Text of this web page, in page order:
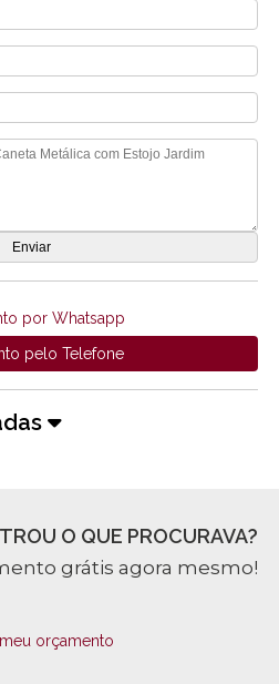
por Whatsapp
pelo Telefone
O QUE PROCURAVA?
grátis agora mesmo!
orçamento